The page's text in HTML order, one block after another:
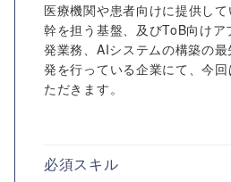
医療機関や患者向けに提供し
幹を担う基盤、及びToB向けア
発業務、AIシステムの構築の
発を行っている企業にて、今
ただきます。
必須スキル